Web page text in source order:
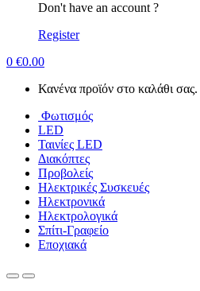
Don't have an account ?
Register
0 €0.00
Κανένα προϊόν στο καλάθι σας.
Φωτισμός
LED
Ταινίες LED
Διακόπτες
Προβολείς
Ηλεκτρικές Συσκευές
Ηλεκτρονικά
Ηλεκτρολογικά
Σπίτι-Γραφείο
Εποχιακά